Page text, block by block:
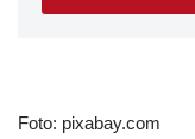
Foto: pixabay.com